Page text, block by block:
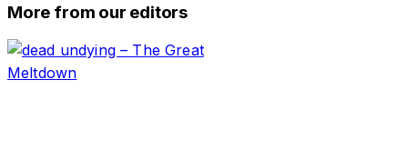
More from our editors